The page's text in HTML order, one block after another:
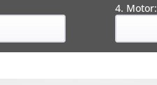
4. Motor: